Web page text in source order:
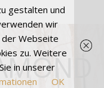
gestalten und
wir
der Webseite
zu. Weitere
in unserer
OK